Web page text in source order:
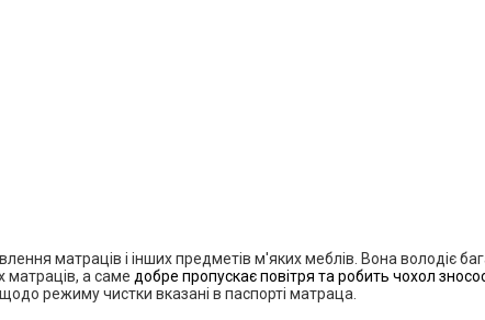
матраців і інших предметів м'яких меблів. Вона володіє
матраців, а саме добре пропускає повітря та робить чохол
режиму чистки вказані в паспорті матраца.